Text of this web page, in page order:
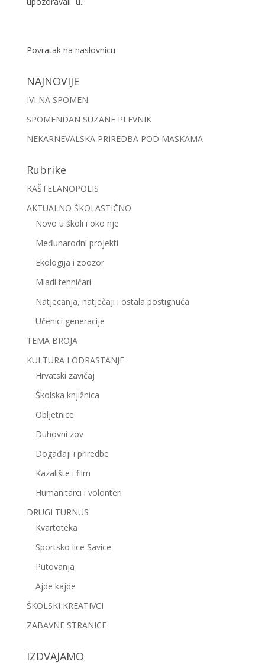
Povratak na naslovnicu
NAJNOVIJE
IVI NA SPOMEN
SPOMENDAN SUZANE PLEVNIK
NEKARNEVALSKA PRIREDBA POD MASKAMA
Rubrike
KAŠTELANOPOLIS
AKTUALNO ŠKOLASTIČNO
Novo u školi i oko nje
Međunarodni projekti
Ekologija i zoozor
Mladi tehničari
Natjecanja, natječaji i ostala postignuća
Učenici generacije
TEMA BROJA
KULTURA I ODRASTANJE
Hrvatski zavičaj
Školska knjižnica
Obljetnice
Duhovni zov
Događaji i priredbe
Kazalište i film
Humanitarci i volonteri
DRUGI TURNUS
Kvartoteka
Sportsko lice Savice
Putovanja
Ajde kajde
ŠKOLSKI KREATIVCI
ZABAVNE STRANICE
IZDVAJAMO